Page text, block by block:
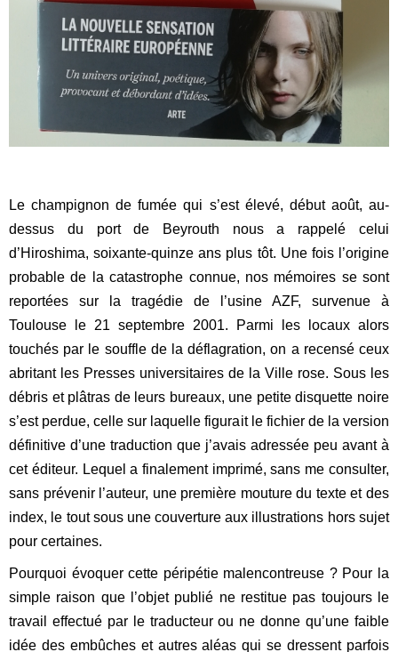
Le champignon de fumée qui s’est élevé, début août, au-
dessus du port de Beyrouth nous a rappelé celui
d’Hiroshima, soixante-quinze ans plus tôt. Une fois l’origine
probable de la catastrophe connue, nos mémoires se sont
reportées sur la tragédie de l’usine AZF, survenue à
Toulouse le 21 septembre 2001. Parmi les locaux alors
touchés par le souffle de la déflagration, on a recensé ceux
abritant les Presses universitaires de la Ville rose. Sous les
débris et plâtras de leurs bureaux, une petite disquette noire
s’est perdue, celle sur laquelle figurait le fichier de la version
définitive d’une traduction que j’avais adressée peu avant à
cet éditeur. Lequel a finalement imprimé, sans me consulter,
sans prévenir l’auteur, une première mouture du texte et des
index, le tout sous une couverture aux illustrations hors sujet
pour certaines.
Pourquoi évoquer cette péripétie malencontreuse ? Pour la
simple raison que l’objet publié ne restitue pas toujours le
travail effectué par le traducteur ou ne donne qu’une faible
idée des embûches et autres aléas qui se dressent parfois